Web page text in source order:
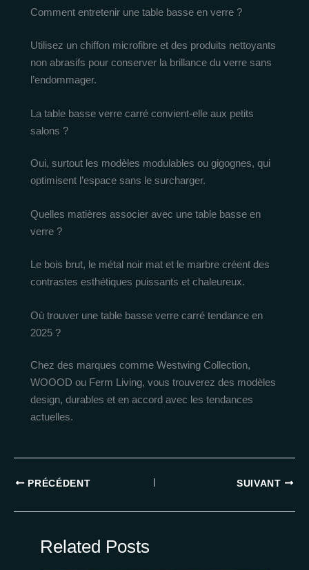
Comment entretenir une table basse en verre ?
Utilisez un chiffon microfibre et des produits nettoyants
non abrasifs pour conserver la brillance du verre sans
l’endommager.
La table basse verre carré convient-elle aux petits
salons ?
Oui, surtout les modèles modulables ou gigognes, qui
optimisent l’espace sans le surcharger.
Quelles matières associer avec une table basse en
verre ?
Le bois brut, le métal noir mat et le marbre créent des
contrastes esthétiques puissants et chaleureux.
Où trouver une table basse verre carré tendance en
2025 ?
Chez des marques comme Westwing Collection,
WOOOD ou Ferm Living, vous trouverez des modèles
design, durables et en accord avec les tendances
actuelles.
PRÉCÉDENT SUIVANT
Related Posts